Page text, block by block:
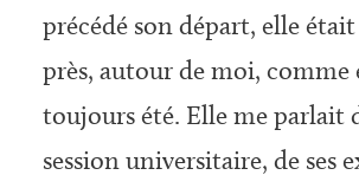
précédé son départ, elle
près, autour de moi, comme
toujours été. Elle me parlait
session universitaire, de ses